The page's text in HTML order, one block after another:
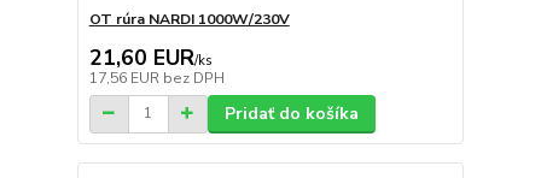
OT rúra NARDI 1000W/230V
21,60 EUR/ks
17,56 EUR bez DPH
Pridať do košíka